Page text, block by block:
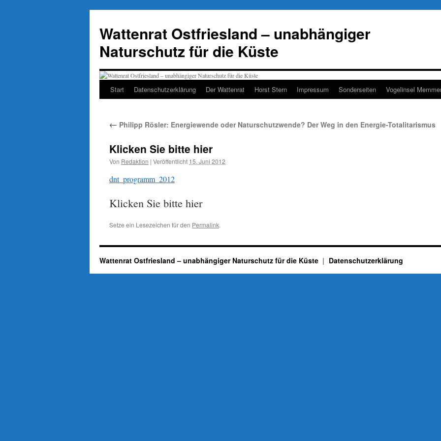
springen
Wattenrat Ostfriesland – unabhängiger
Naturschutz für die Küste
Start Datenschutzerklärung Der Wattenrat Horst Stern Impressum Sonderseiten Vogelinsel
← Philipp Rösler: Energiewende oder Naturschutzwende? Der Weg in den Energie-Totalitarismus
Klicken Sie bitte hier
Von Redaktion | Veröffentlicht 15. Juni 2012
dnt_programm_2012
Klicken Sie bitte hier
Setze ein Lesezeichen für den Permalink.
Wattenrat Ostfriesland – unabhängiger Naturschutz für die Küste Datenschutzerklärung